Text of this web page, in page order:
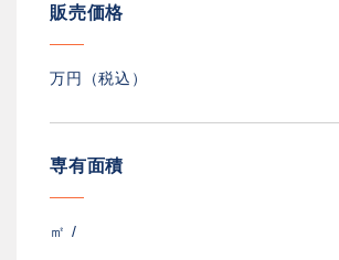
販売価格
万円（税込）
専有面積
㎡ /